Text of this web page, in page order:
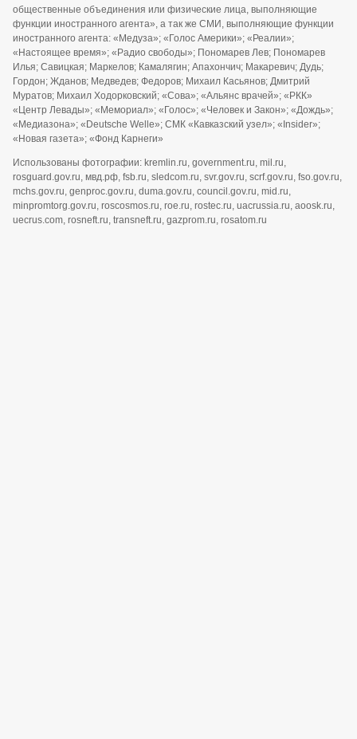
общественные объединения или физические лица, выполняющие
функции иностранного агента», а так же СМИ, выполняющие функции
иностранного агента: «Медуза»; «Голос Америки»; «Реалии»;
«Настоящее время»; «Радио свободы»; Пономарев Лев; Пономарев
Илья; Савицкая; Маркелов; Камалягин; Апахончич; Макаревич; Дудь;
Гордон; Жданов; Медведев; Федоров; Михаил Касьянов; Дмитрий
Муратов; Михаил Ходорковский; «Сова»; «Альянс врачей»; «РКК»
«Центр Левады»; «Мемориал»; «Голос»; «Человек и Закон»; «Дождь»;
«Медиазона»; «Deutsche Welle»; СМК «Кавказский узел»; «Insider»;
«Новая газета»; «Фонд Карнеги»
Использованы фотографии: kremlin.ru, government.ru, mil.ru,
rosguard.gov.ru, мвд.рф, fsb.ru, sledcom.ru, svr.gov.ru, scrf.gov.ru, fso.gov.ru,
mchs.gov.ru, genproc.gov.ru, duma.gov.ru, council.gov.ru, mid.ru,
minpromtorg.gov.ru, roscosmos.ru, roe.ru, rostec.ru, uacrussia.ru, aoosk.ru,
uecrus.com, rosneft.ru, transneft.ru, gazprom.ru, rosatom.ru